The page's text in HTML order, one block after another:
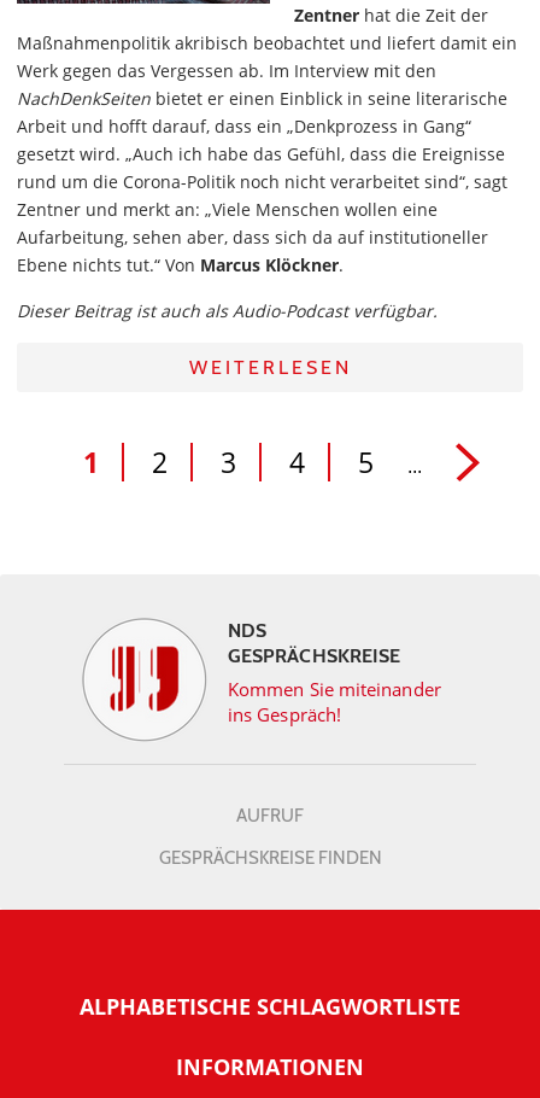
Zentner hat die Zeit der
Maßnahmenpolitik akribisch beobachtet und liefert damit ein
Werk gegen das Vergessen ab. Im Interview mit den
NachDenkSeiten bietet er einen Einblick in seine literarische
Arbeit und hofft darauf, dass ein „Denkprozess in Gang“
gesetzt wird. „Auch ich habe das Gefühl, dass die Ereignisse
rund um die Corona-Politik noch nicht verarbeitet sind“, sagt
Zentner und merkt an: „Viele Menschen wollen eine
Aufarbeitung, sehen aber, dass sich da auf institutioneller
Ebene nichts tut.“ Von Marcus Klöckner.
Dieser Beitrag ist auch als Audio-Podcast verfügbar.
WEITERLESEN
1 2 3 4 5 ...
NDS
GESPRÄCHSKREISE
Kommen Sie miteinander
ins Gespräch!
AUFRUF
GESPRÄCHSKREISE FINDEN
ALPHABETISCHE SCHLAGWORTLISTE
INFORMATIONEN